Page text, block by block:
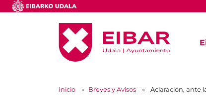
Inicio Breves y Avisos Aclaración, ante